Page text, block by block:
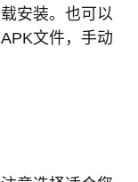
安装。也可以
文件，手动